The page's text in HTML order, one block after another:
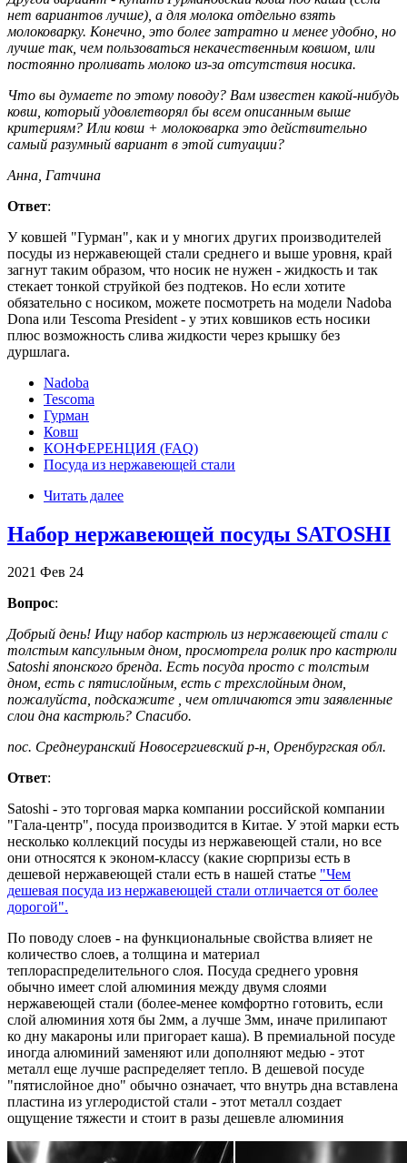
нет вариантов лучше), а для молока отдельно взять
молоковарку. Конечно, это более затратно и менее удобно, но
лучше так, чем пользоваться некачественным ковшом, или
постоянно проливать молоко из-за отсутствия носика.
Что вы думаете по этому поводу? Вам известен какой-нибудь
ковш, который удовлетворял бы всем описанным выше
критериям? Или ковш + молоковарка это действительно
самый разумный вариант в этой ситуации?
Анна, Гатчина
Ответ:
У ковшей "Гурман", как и у многих других производителей
посуды из нержавеющей стали среднего и выше уровня, край
загнут таким образом, что носик не нужен - жидкость и так
стекает тонкой струйкой без подтеков. Но если хотите
обязательно с носиком, можете посмотреть на модели Nadoba
Dona или Tescoma President - у этих ковшиков есть носики
плюс возможность слива жидкости через крышку без
дуршлага.
Nadoba
Tescoma
Гурман
Ковш
КОНФЕРЕНЦИЯ (FAQ)
Посуда из нержавеющей стали
Читать далее
Набор нержавеющей посуды SATOSHI
2021 Фев 24
Вопрос:
Добрый день! Ищу набор кастрюль из нержавеющей стали с
толстым капсульным дном, просмотрела ролик про кастрюли
Satoshi японского бренда. Есть посуда просто с толстым
дном, есть с пятислойным, есть с трехслойным дном,
пожалуйста, подскажите , чем отличаются эти заявленные
слои дна кастрюль? Спасибо.
пос. Среднеуранский Новосергиевский р-н, Оренбургская обл.
Ответ:
Satoshi - это торговая марка компании российской компании
"Гала-центр", посуда производится в Китае. У этой марки есть
несколько коллекций посуды из нержавеющей стали, но все
они относятся к эконом-классу (какие сюрпризы есть в
дешевой нержавеющей стали есть в нашей статье "Чем
дешевая посуда из нержавеющей стали отличается от более
дорогой".
По поводу слоев - на функциональные свойства влияет не
количество слоев, а толщина и материал
теплораспределительного слоя. Посуда среднего уровня
обычно имеет слой алюминия между двумя слоями
нержавеющей стали (более-менее комфортно готовить, если
слой алюминия хотя бы 2мм, а лучше 3мм, иначе прилипают
ко дну макароны или пригорает каша). В премиальной посуде
иногда алюминий заменяют или дополняют медью - этот
металл еще лучше распределяет тепло. В дешевой посуде
"пятислойное дно" обычно означает, что внутрь дна вставлена
пластина из углеродистой стали - этот металл создает
ощущение тяжести и стоит в разы дешевле алюминия